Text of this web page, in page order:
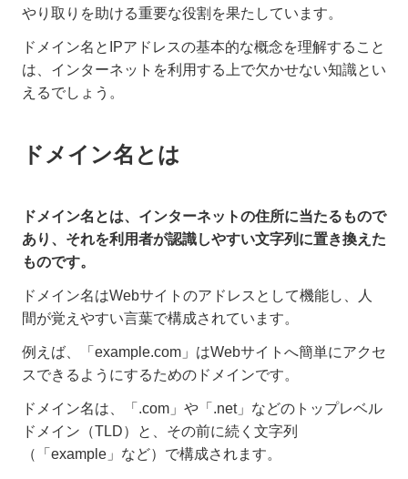
やり取りを助ける重要な役割を果たしています。
ドメイン名とIPアドレスの基本的な概念を理解すること
は、インターネットを利用する上で欠かせない知識とい
えるでしょう。
ドメイン名とは
ドメイン名とは、インターネットの住所に当たるもので
あり、それを利用者が認識しやすい文字列に置き換えた
ものです。
ドメイン名はWebサイトのアドレスとして機能し、人
間が覚えやすい言葉で構成されています。
例えば、「example.com」はWebサイトへ簡単にアクセ
スできるようにするためのドメインです。
ドメイン名は、「.com」や「.net」などのトップレベル
ドメイン（TLD）と、その前に続く文字列
（「example」など）で構成されます。